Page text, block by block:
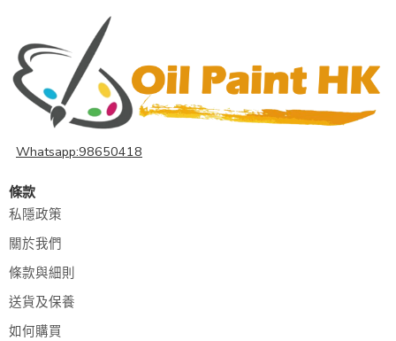
Whatsapp:98650418
條款
私隱政策
關於我們
條款與細則
送貨及保養
如何購買